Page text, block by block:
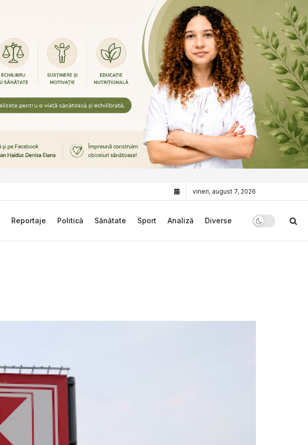
vineri, august 7, 2026
Reportaje Politică Sănătate Sport Analiză Diverse